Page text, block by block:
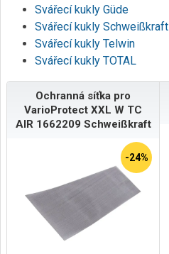
Svářecí kukly Güde
Svářecí kukly Schweißkraft
Svářecí kukly Telwin
Svářecí kukly TOTAL
Ochranná síťka pro
VarioProtect XXL W TC
AIR 1662209 Schweißkraft
-24%